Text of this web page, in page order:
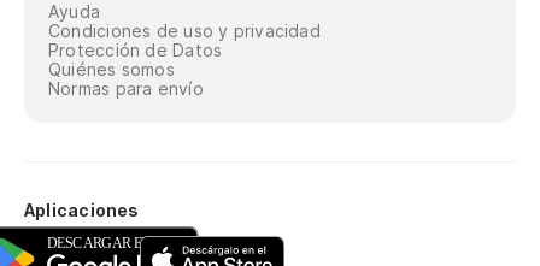
Ayuda
Condiciones de uso y privacidad
Protección de Datos
Quiénes somos
Normas para envío
Aplicaciones